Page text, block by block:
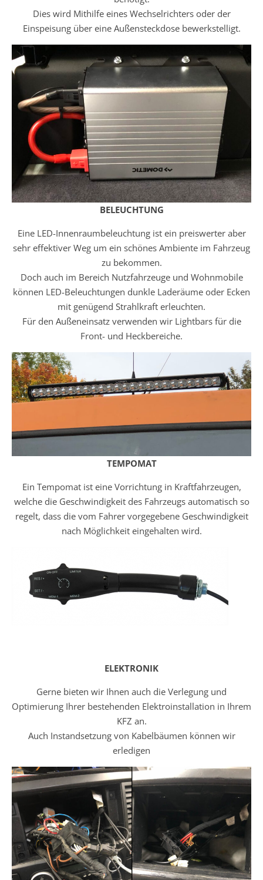
Dies wird Mithilfe eines Wechselrichters oder der
Einspeisung über eine Außensteckdose bewerkstelligt.
BELEUCHTUNG
Eine LED-Innenraumbeleuchtung ist ein preiswerter aber
sehr effektiver Weg um ein schönes Ambiente im Fahrzeug
zu bekommen.
Doch auch im Bereich Nutzfahrzeuge und Wohnmobile
können LED-Beleuchtungen dunkle Laderäume oder Ecken
mit genügend Strahlkraft erleuchten.
Für den Außeneinsatz verwenden wir Lightbars für die
Front- und Heckbereiche.
TEMPOMAT
Ein Tempomat ist eine Vorrichtung in Kraftfahrzeugen,
welche die Geschwindigkeit des Fahrzeugs automatisch so
regelt, dass die vom Fahrer vorgegebene Geschwindigkeit
nach Möglichkeit eingehalten wird.
ELEKTRONIK
Gerne bieten wir Ihnen auch die Verlegung und
Optimierung Ihrer bestehenden Elektroinstallation in Ihrem
KFZ an.
Auch Instandsetzung von Kabelbäumen können wir
erledigen